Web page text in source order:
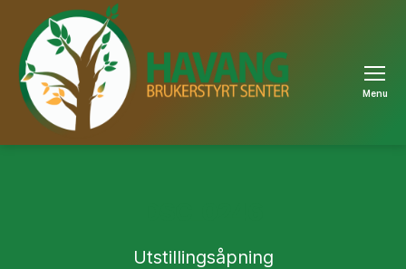
Menu
Utstillingsåpning